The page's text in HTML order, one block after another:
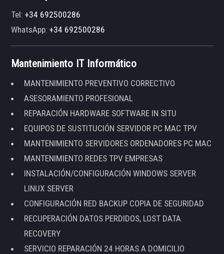
Tel:+34 692500286
WhatsApp:+34 692500286
Mantenimiento IT Informático
MANTENIMIENTO PREVENTIVO CORRECTIVO
ASESORAMIENTO PROFESIONAL
REPARACIÓN HARDWARE SOFTWARE IN SITU
EQUIPOS DE SUSTITUCIÓN SERVIDOR PC MAC TPV
MANTENIMIENTO SERVIDORES ORDENADORES PC MAC
MANTENIMIENTO REDES TPV EMPRESAS
INSTALACIÓN/CONFIGURACIÓN WINDOWS SERVER
LINUX SERVER
CONFIGURACIÓN RED BACKUP COPIA DE SEGURIDAD
RECUPERACIÓN DATOS PERDIDOS, LOST DATA
RECOVERY
SERVICIO REPARACIÓN 24 HORAS A DOMICILIO